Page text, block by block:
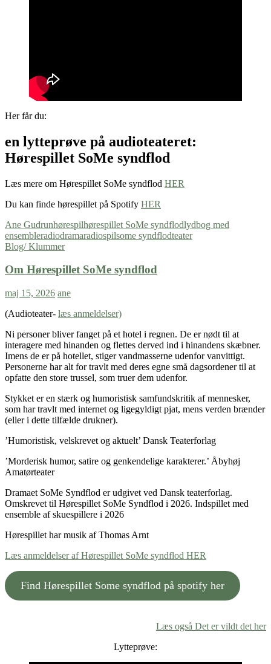
Her får du:
en lytteprøve på audioteateret:
Hørespillet SoMe syndflod
Læs mere om Hørespillet SoMe syndflod HER
Du kan finde hørespillet på Spotify HER
Ane Gudrunhørespilhørespillet SoMe syndflodlydbog med
ensembleradiodramaradiospilsome syndflodteater
Blog/ Klummer
Om Hørespillet SoMe syndflod
maj 15, 2026 ane
(Audioteater- læs anmeldelser)
Ni personer bliver fanget på et hotel i regnen. De er nødt til at
interagere med hinanden og flettes derved ind i hinandens skæbner.
Imens de er på hotellet, stiger vandmasserne udenfor vanvittigt.
Personerne har alt for travlt med deres egne små dagsordener til at
opfatte den store trussel, som truer dem udenfor.
Stykket er en stærk og humoristisk samfundskritik af mennesker,
som har travlt med internet og ligegyldigt pjat, mens verden brænder
(eller i dette tilfælde drukner).
’Humoristisk, velskrevet og aktuelt’ Dansk Teaterforlag
’Morderisk humor, satire og genkendelige karakterer.’ Åbyhøj
Amatørteater
Dramaet SoMe Syndflod er udgivet ved Dansk teaterforlag.
Omskrevet til Hørespillet SoMe Syndflod i 2026. Indspillet med
ensemble af skuespillere i 2026
Hørespillet har musik af Thomas Arnt
Læs anmeldelser af Hørespillet SoMe syndflod HER
Find Hørespillet Some syndflod på spotify her
Læs også Det er vildt det her
Lytteprøve: